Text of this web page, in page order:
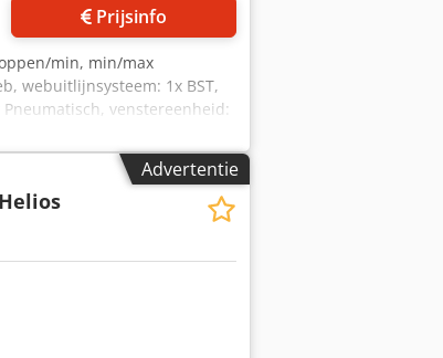
Prijsinfo
min, min/max
webuitlijnsysteem: 1x BST,
venstereenheid:
tijdsmeerunit, latex-
Astqnuxsiporf
Advertentie
Helios